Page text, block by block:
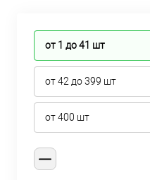
от 1 до 41 шт
от 42 до 399 шт
от 400 шт